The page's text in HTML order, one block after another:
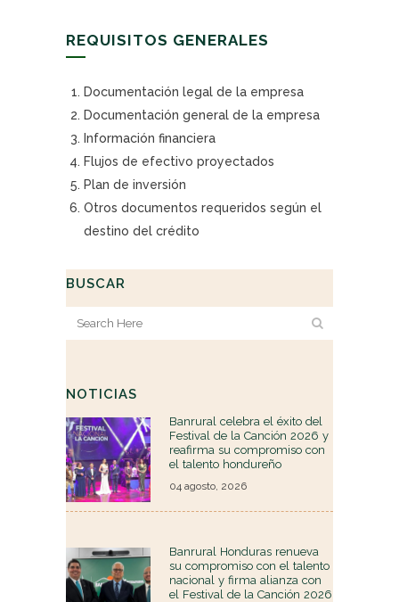
REQUISITOS GENERALES
Documentación legal de la empresa
Documentación general de la empresa
Información financiera
Flujos de efectivo proyectados
Plan de inversión
Otros documentos requeridos según el
destino del crédito
BUSCAR
NOTICIAS
Banrural celebra el éxito del
Festival de la Canción 2026 y
reafirma su compromiso con
el talento hondureño
04 agosto, 2026
Banrural Honduras renueva
su compromiso con el talento
nacional y firma alianza con
el Festival de la Canción 2026